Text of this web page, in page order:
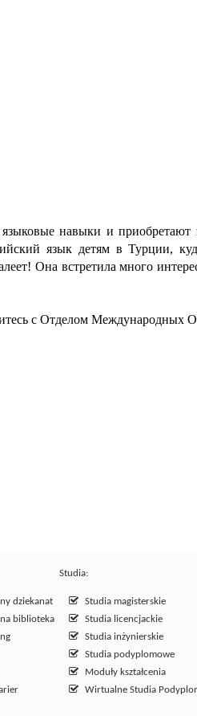
навыки и
язык детям в Турции,
Она встретила много
с Отделом Международных
dziekanat
biblioteka
Studia:
Studia magisterskie
Studia licencjackie
Studia inżynierskie
Studia podyplomowe
Moduły kształcenia
Wirtualne Studia